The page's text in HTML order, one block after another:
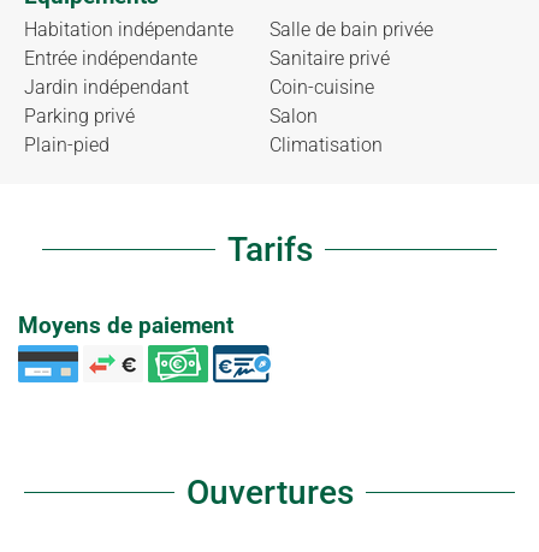
Habitation indépendante
Entrée indépendante
Jardin indépendant
Parking privé
Plain-pied
Salle de bain privée
Sanitaire privé
Coin-cuisine
Salon
Climatisation
Tarifs
Moyens de paiement
Ouvertures